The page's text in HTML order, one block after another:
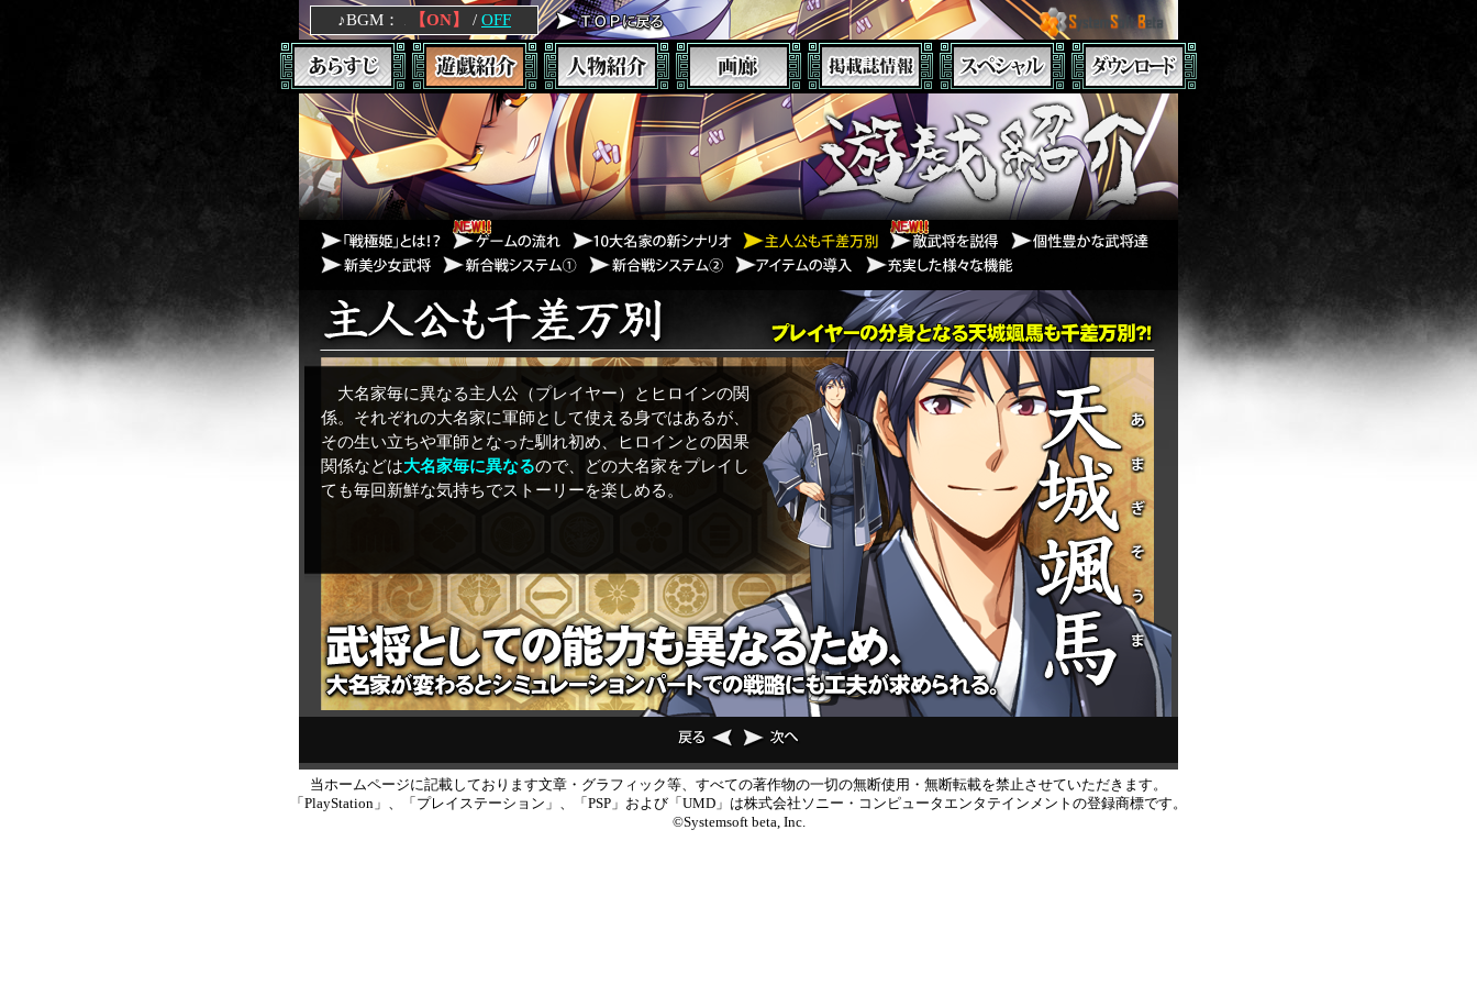
♪BGM： 【ON】 / OFF
大名家毎に異なる主人公（プレイヤー）とヒロインの関
係。それぞれの大名家に軍師として使える身ではあるが、
その生い立ちや軍師となった馴れ初め、ヒロインとの因果
関係などは大名家毎に異なるので、どの大名家をプレイし
ても毎回新鮮な気持ちでストーリーを楽しめる。
当ホームページに記載しております文章・グラフィック等、すべての著作物の一切の無断使用・無断転載を禁止させていただきます。
「PlayStation」、「プレイステーション」、「PSP」および「UMD」は株式会社ソニー・コンピュータエンタテインメントの登録商標です。
©Systemsoft beta, Inc.